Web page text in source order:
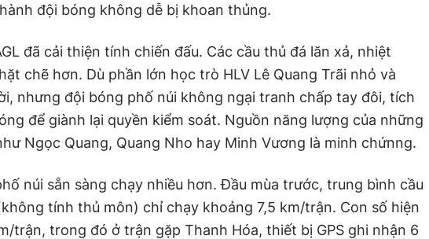
đội bóng không dễ bị khoan thủng.
đã cải thiện tính chiến đấu. Các cầu thủ đá lăn xả, nhiệt
chẽ hơn. Dù phần lớn học trò HLV Lê Quang Trãi nhỏ và
nhưng đội bóng phố núi không ngại tranh chấp tay đôi, tích
để giành lại quyền kiểm soát. Nguồn năng lượng của những
Ngọc Quang, Quang Nho hay Minh Vương là minh chứnng.
núi sẵn sàng chạy nhiều hơn. Đầu mùa trước, trung bình cầu
tính thủ môn) chỉ chạy khoảng 7,5 km/trận. Con số hiện
trận, trong đó ở trận gặp Thanh Hóa, thiết bị GPS ghi nhận 6